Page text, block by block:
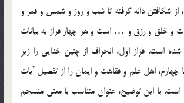
از شکافتن دانه گرفته تا شب و روز و شمس و قمر و
و خلق و رزق و … است و هر چهار فراز به بيانات
است. فراز اول، انحراف از چنين خدايي را زير
چهارم، اهل علم و فقاهت و ايمان را از تفصيل آيات
است. با اين توضيح، عنوان متناسب با معني منسجم